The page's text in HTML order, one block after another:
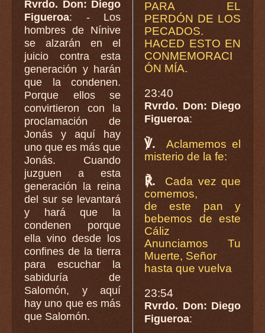
Rvrdo. Don: Diego
Figueroa: - Los
hombres de Nínive
se alzarán en el
juicio contra esta
generación y harán
que la condenen.
Porque ellos se
convirtieron con la
proclamación de
Jonás y aquí hay
uno que es más que
Jonás. Cuando
juzguen a esta
generación la reina
del sur se levantará
y hará que la
condenen porque
ella vino desde los
confines de la tierra
para escuchar la
sabiduría de
Salomón, y aquí
hay uno que es más
que Salomón.
PARA EL
PERDÓN DE LOS
PECADOS.
HACED ESTO EN
CONMEMORACI
ÓN MÍA.
23:40
Rvrdo. Don: Diego
Figueroa:
℣.
Aclamemos el
misterio de la fe:
℟.
Cada vez que
comemos,
de este pan y
bebemos de este
Cáliz
Anunciamos Tu
Muerte, Señor
hasta que vuelva
23:54
Rvrdo. Don: Diego
Figueroa: